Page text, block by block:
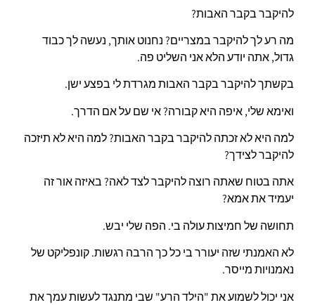
להיקבר בקבר האבות?
מה רע לך להיקבר במצריים? נחנוט אותך, נעשה לך כבוד
גדול, אתה יודע הלא אני השליט פה.
בקשתך להיקבר בקבר האבות מגרדת לי בפצע ישן.
ואימא שלי, איפה היא קבורה? אי שם על אם הדרך.
למה היא לא זכתה להיקבר בקבר האבות? למה היא לא תיזכה
להיקבר לצידך?
אתה בטוח שאתה רוצה להיקבר לצד לאה? באיזה אור זה
יעמיד את אמא?
תחושה של חמיצות עולה בי. הפה שלי יבש.
לא האמנתי שזה יעורר בי כל כך הרבה רגשות. קונפליקט של
נאמנויות מייסר.
אני יכול לשמוע את "הילד הרע" שבי מתנגד לעשות עמך את